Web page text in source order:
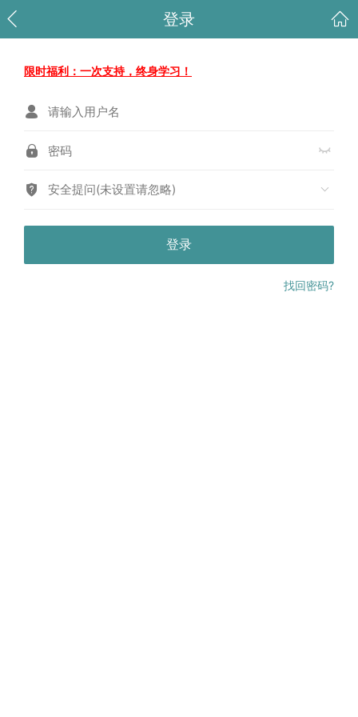
登录
限时福利：一次支持，终身学习！
安全提问(未设置请忽略)
登录
找回密码?